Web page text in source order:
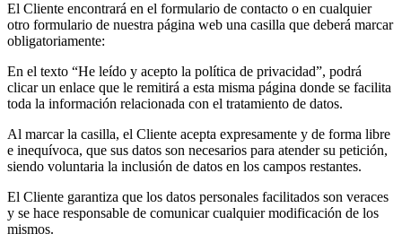
El Cliente encontrará en el formulario de contacto o en cualquier
otro formulario de nuestra página web una casilla que deberá marcar
obligatoriamente:
En el texto “He leído y acepto la política de privacidad”, podrá
clicar un enlace que le remitirá a esta misma página donde se facilita
toda la información relacionada con el tratamiento de datos.
Al marcar la casilla, el Cliente acepta expresamente y de forma libre
e inequívoca, que sus datos son necesarios para atender su petición,
siendo voluntaria la inclusión de datos en los campos restantes.
El Cliente garantiza que los datos personales facilitados son veraces
y se hace responsable de comunicar cualquier modificación de los
mismos.